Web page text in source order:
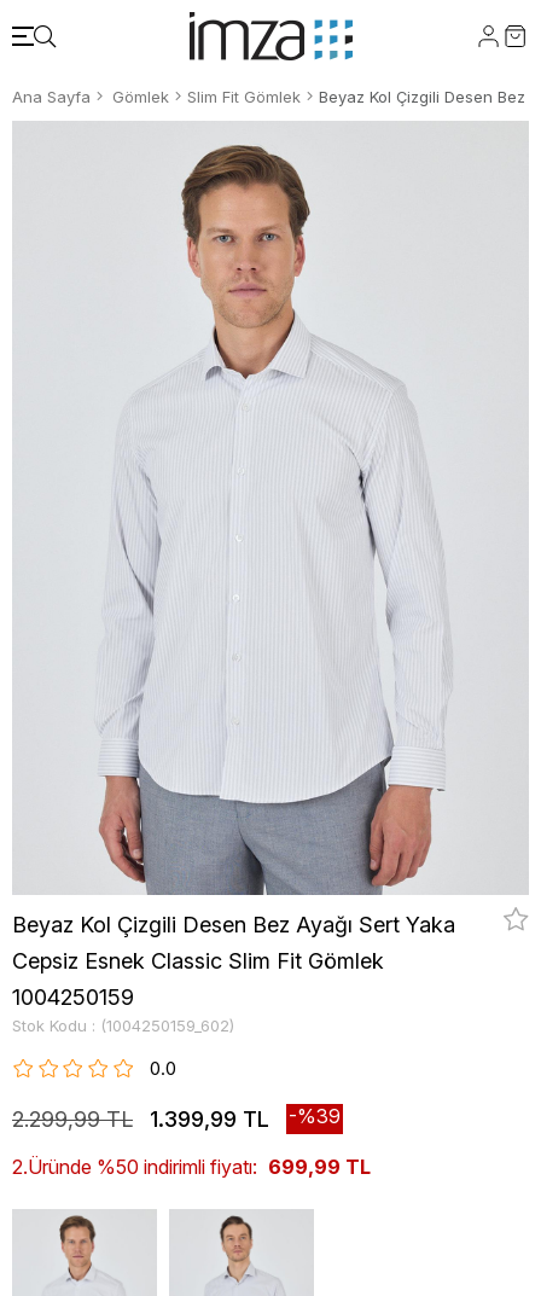
Ana Sayfa Gömlek Slim Fit Gömlek
Beyaz Kol Çizgili Desen Bez Ayağı Sert Yaka
Cepsiz Esnek Classic Slim Fit Gömlek
1004250159
Stok Kodu (1004250159_602)
0.0
2.299,99 TL 1.399,99 TL 39
2.Üründe %50 indirimli fiyatı: 699,99 TL